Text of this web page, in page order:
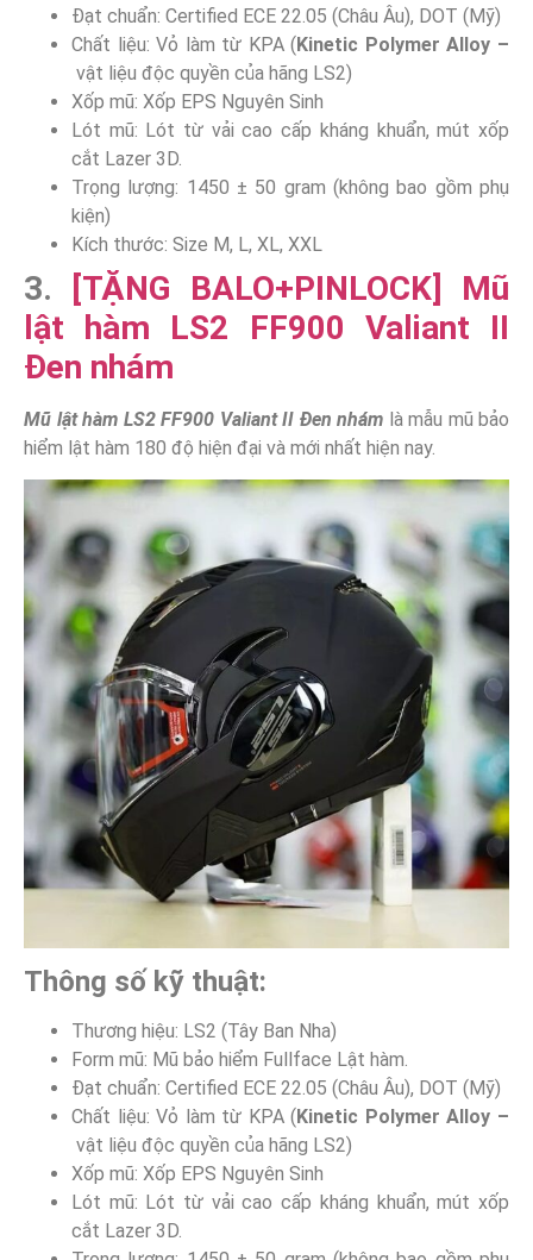
Đạt chuẩn: Certified ECE 22.05 (Châu Âu), DOT (Mỹ)
Chất liệu: Vỏ làm từ KPA (Kinetic Polymer Alloy –
vật liệu độc quyền của hãng LS2)
Xốp mũ: Xốp EPS Nguyên Sinh
Lót mũ: Lót từ vải cao cấp kháng khuẩn, mút xốp
cắt Lazer 3D.
Trọng lượng: 1450 ± 50 gram (không bao gồm phụ
kiện)
Kích thước: Size M, L, XL, XXL
3.
[TẶNG BALO+PINLOCK] Mũ
lật hàm LS2 FF900 Valiant II
Đen nhám
Mũ lật hàm LS2 FF900 Valiant II Đen nhám là mẫu mũ bảo
hiểm lật hàm 180 độ hiện đại và mới nhất hiện nay.
Thông số kỹ thuật:
Thương hiệu: LS2 (Tây Ban Nha)
Form mũ: Mũ bảo hiểm Fullface Lật hàm.
Đạt chuẩn: Certified ECE 22.05 (Châu Âu), DOT (Mỹ)
Chất liệu: Vỏ làm từ KPA ( Kinetic Polymer Alloy –
vật liệu độc quyền của hãng LS2)
Xốp mũ: Xốp EPS Nguyên Sinh
Lót mũ: Lót từ vải cao cấp kháng khuẩn, mút xốp
cắt Lazer 3D.